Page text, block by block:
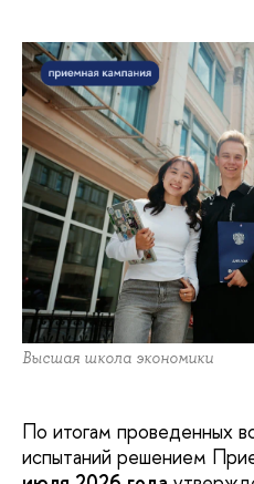
Высшая школа экономики
По итогам проведенных
испытаний решением